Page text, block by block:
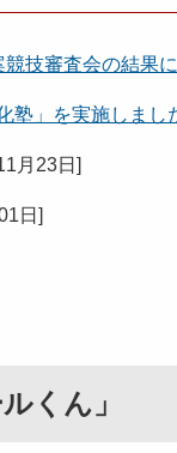
技審査会の結果
塾」を実施しまし
月23日 ]
日 ]
くん」